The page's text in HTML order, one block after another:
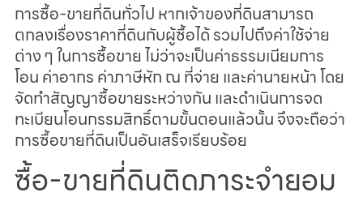
การซื้อ-ขายที่ดินทั่วไป หากเจ้าของที่ดินสามารถ
ตกลงเรื่องราคาที่ดินกับผู้ซื้อได้ รวมไปถึงค่าใช้จ่าย
ต่าง ๆ ในการซื้อขาย ไม่ว่าจะเป็นค่าธรรมเนียมการ
โอน ค่าอากร ค่าภาษีหัก ณ ที่จ่าย และค่านายหน้า โดย
จัดทำสัญญาซื้อขายระหว่างกัน และดำเนินการจด
ทะเบียนโอนกรรมสิทธิ์ตามขั้นตอนแล้วนั้น จึงจะถือว่า
การซื้อขายที่ดินเป็นอันเสร็จเรียบร้อย
ซื้อ-ขายที่ดินติดภาระจำยอม